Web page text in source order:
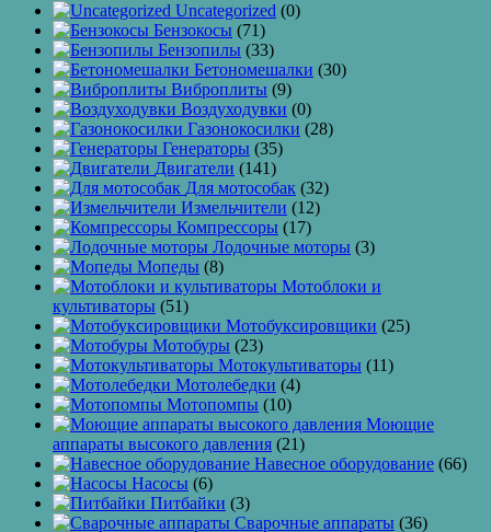
Uncategorized (0)
Бензокосы (71)
Бензопилы (33)
Бетономешалки (30)
Виброплиты (9)
Воздуходувки (0)
Газонокосилки (28)
Генераторы (35)
Двигатели (141)
Для мотособак (32)
Измельчители (12)
Компрессоры (17)
Лодочные моторы (3)
Мопеды (8)
Мотоблоки и
культиваторы (51)
Мотобуксировщики (25)
Мотобуры (23)
Мотокультиваторы (11)
Мотолебедки (4)
Мотопомпы (10)
Моющие
аппараты высокого давления (21)
Навесное оборудование (66)
Насосы (6)
Питбайки (3)
Сварочные аппараты (36)